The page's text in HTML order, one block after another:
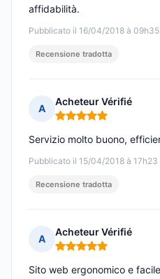
Pubblicato il 16/04/2018 à 09h35
affidabilità.
Recensione tradotta
A
Acheteur Vérifié
Nota: 5 su 5
Pubblicato il 15/04/2018 à 17h23
Servizio molto buono,
Recensione tradotta
A
Acheteur Vérifié
Nota: 5 su 5
Sito web ergonomico e